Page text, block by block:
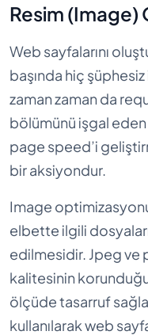
Resim
Web sayfalarını
başında hiç şüphesiz
zaman zaman da
bölümünü işgal
page speed’i
bir aksiyondur.
Image
elbette ilgili
edilmesidir. Jpeg ve
kalitesinin
ölçüde tasarruf
kullanılarak web